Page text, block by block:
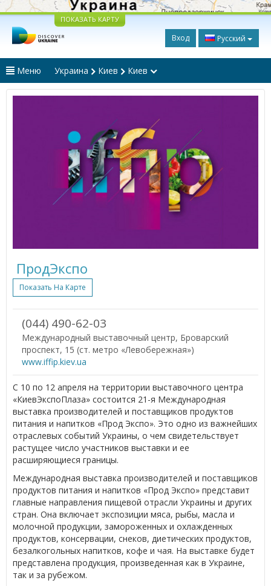
ПОКАЗАТЬ КАРТУ
Вход Русский
Меню Украина Киев Киев
ПродЭкспо
Показать На Карте
(044) 490-62-03
Международный выставочный центр, Броварский
проспект, 15 (ст. метро «Левобережная»)
www.iffip.kiev.ua
С 10 по 12 апреля на территории выставочного центра
«КиевЭкспоПлаза» состоится 21-я Международная
выставка производителей и поставщиков продуктов
питания и напитков «Прод Экспо». Это одно из важнейших
отраслевых событий Украины, о чем свидетельствует
растущее число участников выставки и ее
расширяющиеся границы.
Международная выставка производителей и поставщиков
продуктов питания и напитков «Прод Экспо» представит
главные направления пищевой отрасли Украины и других
стран. Она включает экспозиции мяса, рыбы, масла и
молочной продукции, замороженных и охлажденных
продуктов, консервации, снеков, диетических продуктов,
безалкогольных напитков, кофе и чая. На выставке будет
представлена продукция, произведенная как в Украине,
так и за рубежом.